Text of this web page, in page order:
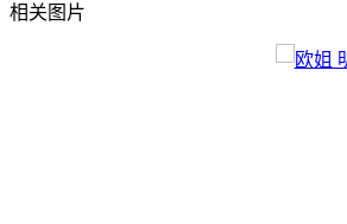
相关图片